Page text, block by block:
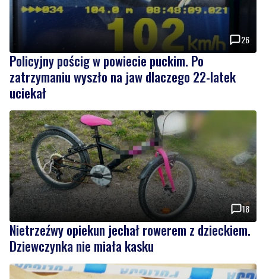
Policyjny pościg w powiecie puckim. Po
zatrzymaniu wyszło na jaw dlaczego 22-latek
uciekał
18
Nietrzeźwy opiekun jechał rowerem z dzieckiem.
Dziewczynka nie miała kasku